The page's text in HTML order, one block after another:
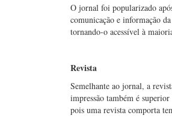
O jornal foi popularizado
comunicação e informação
tornando-o acessível à
Revista
Semelhante ao jornal, a
impressão também é
pois uma revista comporta